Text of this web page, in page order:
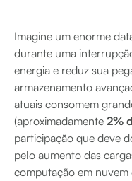
Imagine um enorme
durante uma
energia e reduz sua
armazenamento
atuais consomem
(aproximadamente 2%
participação que deve
pelo aumento das
computação em nuvem